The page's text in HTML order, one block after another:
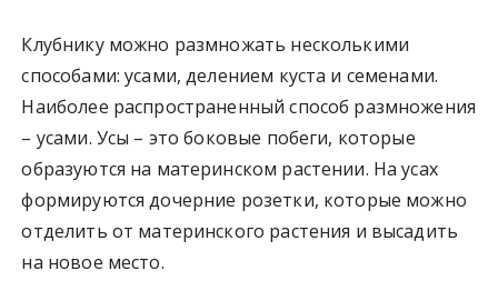
Клубнику можно размножать несколькими
способами: усами, делением куста и семенами.
Наиболее распространенный способ размножения
– усами. Усы – это боковые побеги, которые
образуются на материнском растении. На усах
формируются дочерние розетки, которые можно
отделить от материнского растения и высадить
на новое место.